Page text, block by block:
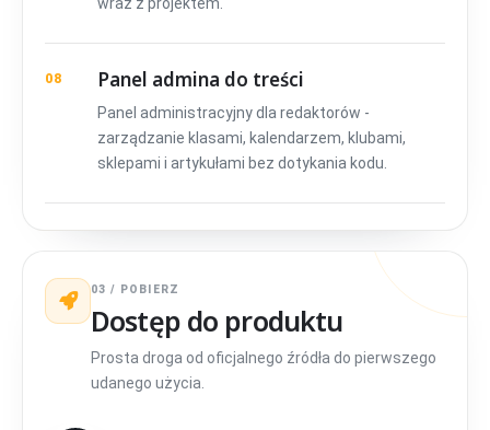
08 Panel admina do treści
Panel administracyjny dla redaktorów -
zarządzanie klasami, kalendarzem, klubami,
sklepami i artykułami bez dotykania kodu.
03 / POBIERZ
Dostęp do produktu
Prosta droga od oficjalnego źródła do pierwszego
udanego użycia.